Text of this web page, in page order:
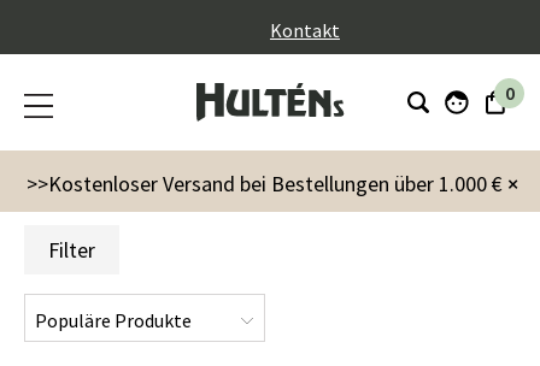
Kontakt
0
×
>>Kostenloser Versand bei Bestellungen über 1.000 €
Markenzeichen Grythyttan Stålmöbler Alle
Filter